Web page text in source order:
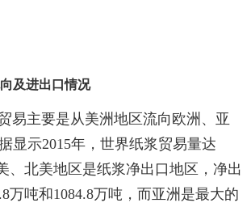
及进出口情况
易主要是从美洲地区流向欧洲、亚
显示2015年，世界纸浆贸易量达
、北美地区是纸浆净出口地区，净出
万吨和1084.8万吨，而亚洲是最大的